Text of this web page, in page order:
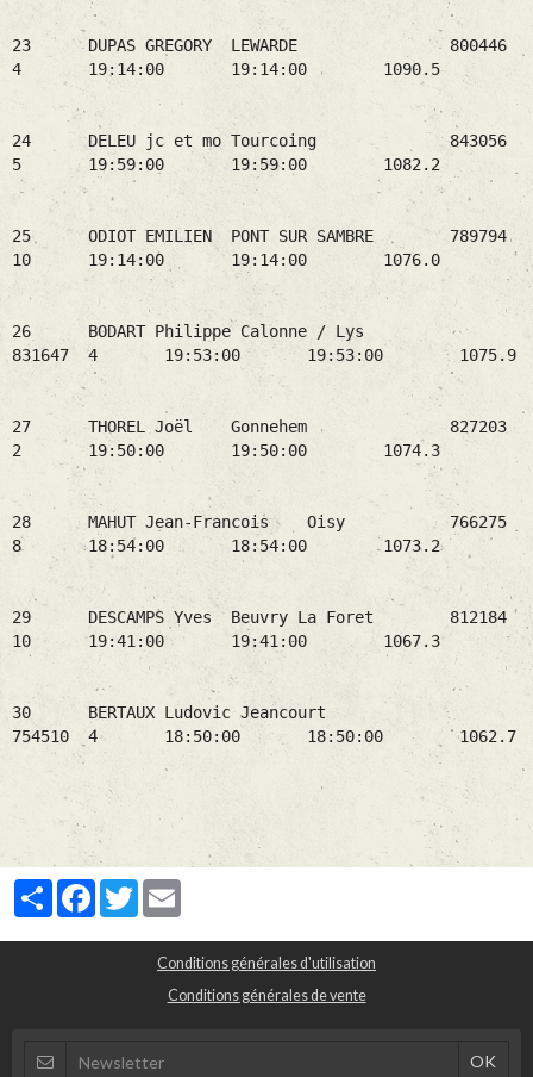
23 DUPAS GREGORY LEWARDE 800446
4 19:14:00 19:14:00 1090.5
24 DELEU jc et mo Tourcoing 843056
5 19:59:00 19:59:00 1082.2
25 ODIOT EMILIEN PONT SUR SAMBRE 789794
10 19:14:00 19:14:00 1076.0
26 BODART Philippe Calonne / Lys
831647 4 19:53:00 19:53:00 1075.9
27 THOREL Joël Gonnehem 827203
2 19:50:00 19:50:00 1074.3
28 MAHUT Jean-Francois Oisy 766275
8 18:54:00 18:54:00 1073.2
29 DESCAMPS Yves Beuvry La Foret 812184
10 19:41:00 19:41:00 1067.3
30 BERTAUX Ludovic Jeancourt
754510 4 18:50:00 18:50:00 1062.7
PartagerFacebook
Twitter
Conditions générales d'utilisation
Conditions générales de vente